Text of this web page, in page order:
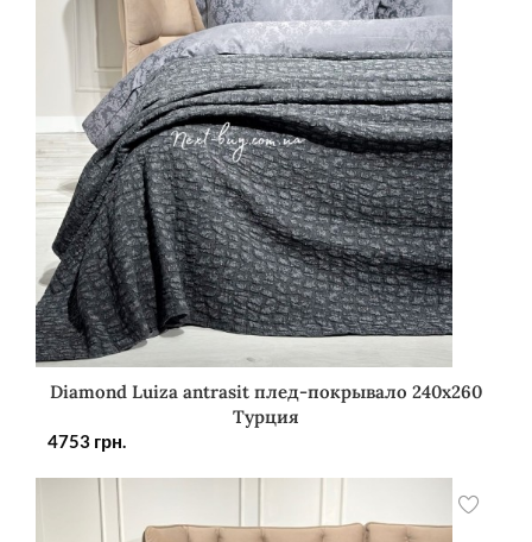
Diamond Luiza antrasit плед-покрывало 240х260
Турция
4753 грн.